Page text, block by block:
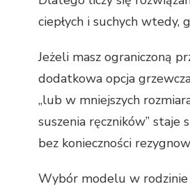
ciepłych i suchych wtedy,
Jeżeli masz ograniczoną
dodatkowa opcja
„lub w mniejszych
suszenia ręczników” staje
bez konieczności
Wybór modelu w rodzinie